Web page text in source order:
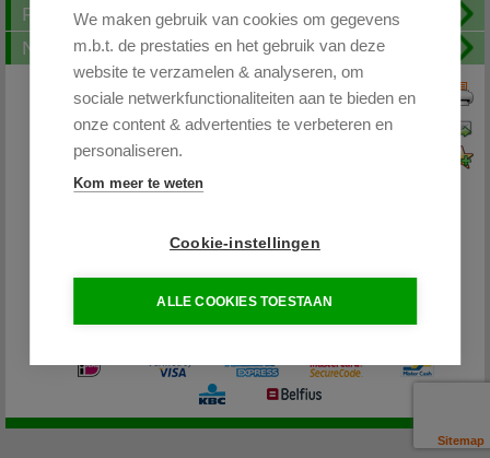
We maken gebruik van cookies om gegevens
m.b.t. de prestaties en het gebruik van deze
website te verzamelen & analyseren, om
sociale netwerkfunctionaliteiten aan te bieden en
onze content & advertenties te verbeteren en
personaliseren.
Kom meer te weten
Cookie-instellingen
ALLE COOKIES TOESTAAN
FAQ
Nieuwsbrief
Print deze pagina
Pagina doorsturen
Sitemap